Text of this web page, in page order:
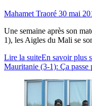
Mahamet Traoré 30 mai
Une semaine après son
1), les Aigles du Mali se
Lire la suiteEn savoir plus
Mauritanie (3-1): Ça passe